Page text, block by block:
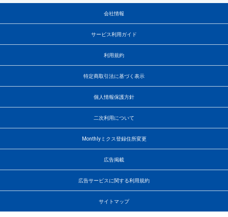
会社情報
サービス利用ガイド
利用規約
特定商取引法に基づく表示
個人情報保護方針
二次利用について
Monthlyミクス登録住所変更
広告掲載
広告サービスに関する利用規約
サイトマップ